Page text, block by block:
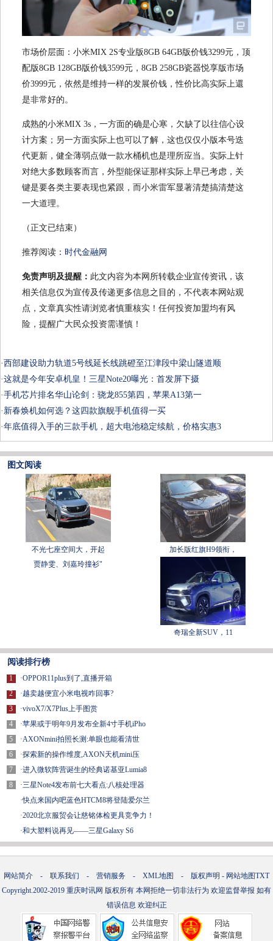
市场价层面：小米MIX 2S专业版8GB 64GB版价钱3299元，顶
配版8GB 128GB版价钱3599元，8GB 258GB瓷器悦享版市场
价3999元，依然是维持一样的发展价钱，性价比高实际上還
是非常好的。
成熟的小米MIX 3s，一方面的确是心寒，欠缺了以往信心设
计方案；另一方面实际上也可以了解，这也仅仅小版本号迭
代更新，健全薄弱点做一款水桶机也是理所应当。实际上针
对绝大多数顾客而言，外型能保证那样实际上早已考虑，关
键是要各类主要表现也紧跟，而小米雷军显著清楚搞清楚这
一大道理。
（正文已结束）
推荐阅读： 时代金融网
免责声明及提醒： 此文内容为本网所转载企业宣传资讯，该
相关信息仅为宣传及传递更多信息之目的，不代表本网站观
点，文章真实性请浏览者慎重核实！任何投资加盟均有风
险，提醒广大民众投资需谨慎！
·西部建设助力轨道5号线延长线跳磴至江津段中梁山隧道顺
·这就是今年安卓机皇！三星Note20曝光：首发屏下摄
·手机芯片排名华山论剑：骁龙855第四，苹果A13第一
· 新春焕机如何选？这四款旗舰手机值得一买
·年底值得入手的三款手机，超大电池稳定续航，价格实惠3
图文阅读
不光七座空间大，开起
加长版红旗H9领衔，
贾静雯、刘嘉玲撞衫"
奇瑞全新SUV，11
阅读排行榜
1
2
3
4
5
6
7
8
·OPPOR11plus到了,直播开箱
·越卖越便宜小米电视咋回事?
·vivoX7/X7Plus上手图赏
·苹果或于明年9月发布全新4寸手机iPho
·AXONmini拍照长测:单眼也能看清世
·探索新的操作维度,AXON天机mini压
·进入微软阵营诞生的经典诺基亚Lumia8
·三星Note4发布前七大看点:八核处理器
·快点来国内吧蓝色HTCM8将登陆爱尔兰
·2020北京服贸会让慈铭体检更具竞争力！
·和大塑料说再见——三星Galaxy S6
网站简介 - 联系我们 - 营销服务 - XML地图 - 版权声明 - 网站地图TXT
Copyright.2002-2019 重庆时讯网 版权所有 本网拒绝一切非法行为 欢迎监督举报 如有
错误信息 欢迎纠正